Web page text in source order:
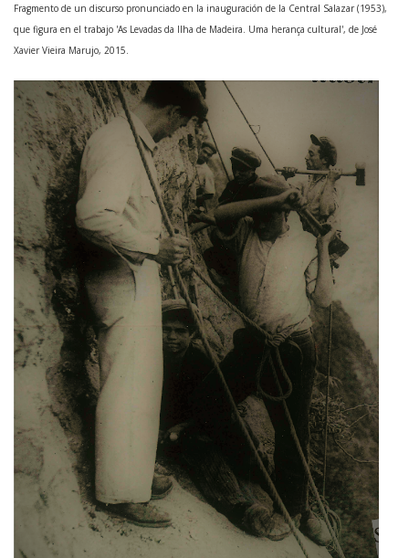
Fragmento de un discurso pronunciado en la inauguración de la Central Salazar (1953),
que figura en el trabajo 'As Levadas da Ilha de Madeira. Uma herança cultural', de José
Xavier Vieira Marujo, 2015.